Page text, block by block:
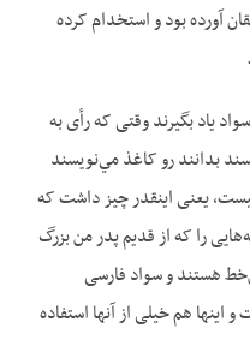
آورده بود و استخدام کرده
یاد بگیرند وقتی که رأی به
بدانند رو کاغذ مي‌نويسند
یعنی اینقدر چيز داشت که
را که از قدیم پدر من بزرگ
هستند و سواد فارسی
هم خیلی از آنها استفاده